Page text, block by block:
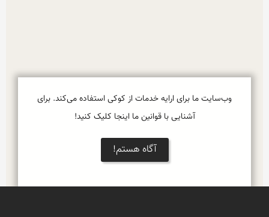
وب‌سایت ما برای ارایه خدمات از کوکی استفاده می‌کند. برای
آشنایی با قوانین ما اینجا کلیک کنید!
آگاه هستم!